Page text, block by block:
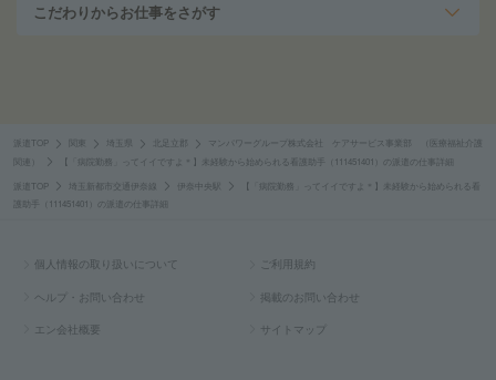
こだわりからお仕事をさがす
派遣TOP 埼玉県 北足立郡
マンパワーグループ株式会社 ケアサービス事業部 （医療福祉介護
関連）
【「病院勤務」ってイイですよ＊】未経験から始められる看護助手（111451401）の派遣の仕事詳細
派遣TOP 埼玉新都市交通伊奈線 伊奈中央駅
【「病院勤務」ってイイですよ＊】未経験から始められる看
護助手（111451401）の派遣の仕事詳細
個人情報の取り扱いについて ご利用規約
ヘルプ・お問い合わせ 掲載のお問い合わせ
エン会社概要 サイトマップ